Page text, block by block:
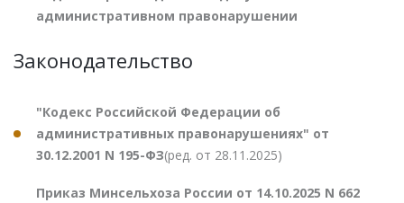
административном правонарушении
Законодательство
"Кодекс Российской Федерации об
административных правонарушениях" от
30.12.2001 N 195-ФЗ(ред. от 28.11.2025)
Приказ Минсельхоза России от 14.10.2025 N 662